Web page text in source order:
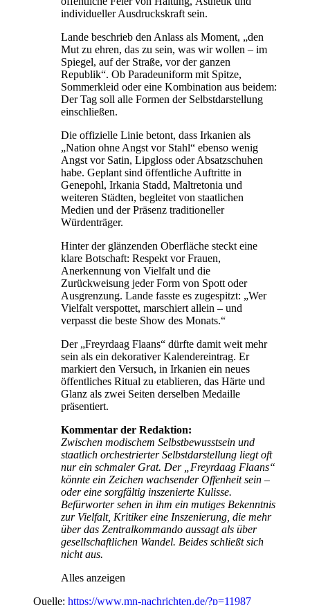
individueller Ausdruckskraft sein.
Lande beschrieb den Anlass als Moment, „den
Mut zu ehren, das zu sein, was wir wollen – im
Spiegel, auf der Straße, vor der ganzen
Republik“. Ob Paradeuniform mit Spitze,
Sommerkleid oder eine Kombination aus beidem:
Der Tag soll alle Formen der Selbstdarstellung
einschließen.
Die offizielle Linie betont, dass Irkanien als
„Nation ohne Angst vor Stahl“ ebenso wenig
Angst vor Satin, Lipgloss oder Absatzschuhen
habe. Geplant sind öffentliche Auftritte in
Genepohl, Irkania Stadd, Maltretonia und
weiteren Städten, begleitet von staatlichen
Medien und der Präsenz traditioneller
Würdenträger.
Hinter der glänzenden Oberfläche steckt eine
klare Botschaft: Respekt vor Frauen,
Anerkennung von Vielfalt und die
Zurückweisung jeder Form von Spott oder
Ausgrenzung. Lande fasste es zugespitzt: „Wer
Vielfalt verspottet, marschiert allein – und
verpasst die beste Show des Monats.“
Der „Freyrdaag Flaans“ dürfte damit weit mehr
sein als ein dekorativer Kalendereintrag. Er
markiert den Versuch, in Irkanien ein neues
öffentliches Ritual zu etablieren, das Härte und
Glanz als zwei Seiten derselben Medaille
präsentiert.
Kommentar der Redaktion:
Zwischen modischem Selbstbewusstsein und
staatlich orchestrierter Selbstdarstellung liegt oft
nur ein schmaler Grat. Der „Freyrdaag Flaans“
könnte ein Zeichen wachsender Offenheit sein –
oder eine sorgfältig inszenierte Kulisse.
Befürworter sehen in ihm ein mutiges Bekenntnis
zur Vielfalt, Kritiker eine Inszenierung, die mehr
über das Zentralkommando aussagt als über
gesellschaftlichen Wandel. Beides schließt sich
nicht aus.
Alles anzeigen
Quelle: https://www.mn-nachrichten.de/?p=11987